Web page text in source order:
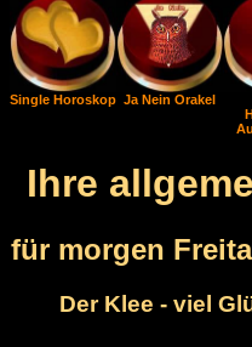
Single Horoskop Ja Nein Orakel
Ihre
für morgen
Der Klee - viel